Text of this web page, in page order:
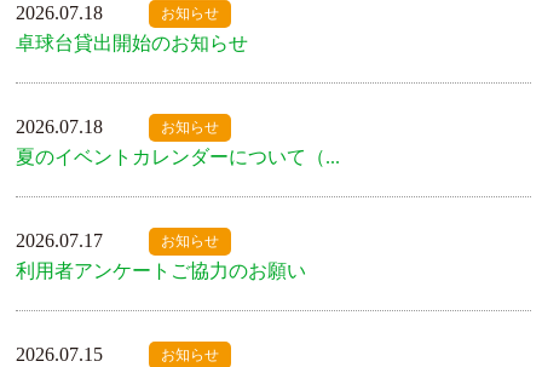
2026.07.18 お知らせ
卓球台貸出開始のお知らせ
2026.07.18 お知らせ
夏のイベントカレンダーについて（...
2026.07.17 お知らせ
利用者アンケートご協力のお願い
2026.07.15 お知らせ